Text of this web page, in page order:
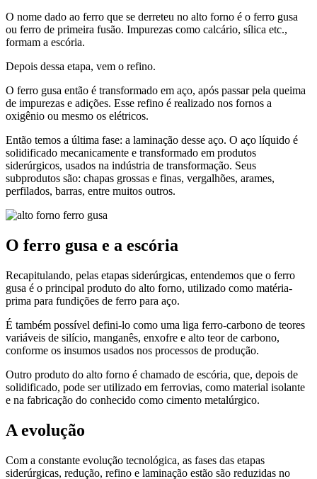
O nome dado ao ferro que se derreteu no alto forno é o ferro gusa
ou ferro de primeira fusão. Impurezas como calcário, sílica etc.,
formam a escória.
Depois dessa etapa, vem o refino.
O ferro gusa então é transformado em aço, após passar pela queima
de impurezas e adições. Esse refino é realizado nos fornos a
oxigênio ou mesmo os elétricos.
Então temos a última fase: a laminação desse aço. O aço líquido é
solidificado mecanicamente e transformado em produtos
siderúrgicos, usados na indústria de transformação. Seus
subprodutos são: chapas grossas e finas, vergalhões, arames,
perfilados, barras, entre muitos outros.
O ferro gusa e a escória
Recapitulando, pelas etapas siderúrgicas, entendemos que o ferro
gusa é o principal produto do alto forno, utilizado como matéria-
prima para fundições de ferro para aço.
É também possível defini-lo como uma liga ferro-carbono de teores
variáveis de silício, manganês, enxofre e alto teor de carbono,
conforme os insumos usados nos processos de produção.
Outro produto do alto forno é chamado de escória, que, depois de
solidificado, pode ser utilizado em ferrovias, como material isolante
e na fabricação do conhecido como cimento metalúrgico.
A evolução
Com a constante evolução tecnológica, as fases das etapas
siderúrgicas, redução, refino e laminação estão são reduzidas no